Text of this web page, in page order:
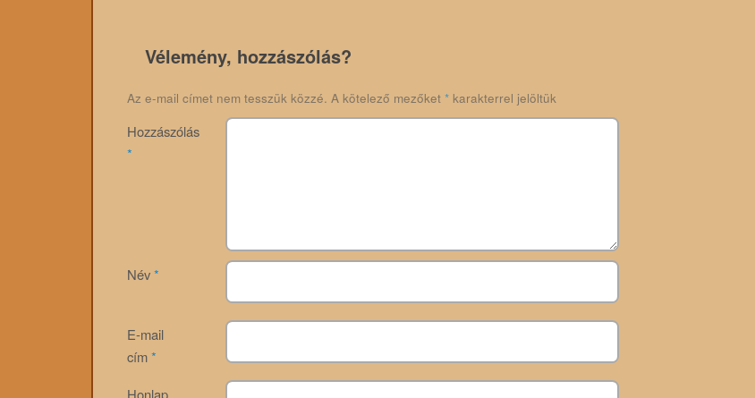
Vélemény, hozzászólás?
Az e-mail címet nem tesszük közzé. A kötelező mezőket *karakterrel jelöltük
Hozzászólás
*
Név*
E-mail
cím*
Honlap